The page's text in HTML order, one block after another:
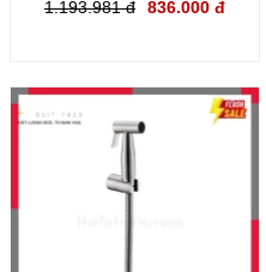
1.193.981 đ 836.000 đ